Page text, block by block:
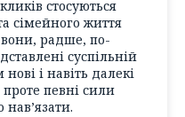
стосуються
сімейного життя
радше, по-
суспільній
і навіть далекі
проте певні сили